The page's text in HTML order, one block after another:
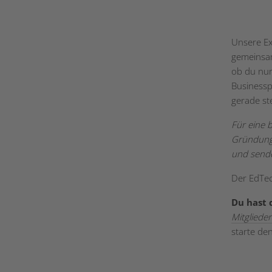
Unsere
ob du
gerade
Für eine
und
Der
Du hast
starte